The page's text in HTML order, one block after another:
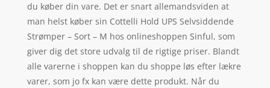
du køber din vare. Det er snart allemandsviden at
man helst køber sin Cottelli Hold UPS Selvsiddende
Strømper – Sort – M hos onlineshoppen Sinful, som
giver dig det store udvalg til de rigtige priser. Blandt
alle varerne i shoppen kan du shoppe løs efter lækre
varer, som jo fx kan være dette produkt. Når du